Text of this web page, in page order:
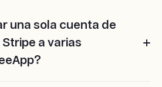
una sola cuenta de
a varias